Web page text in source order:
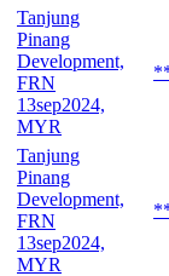
Tanjung
Pinang
Development,
FRN
13sep2024,
MYR
Tanjung
Pinang
Development,
FRN
13sep2024,
MYR